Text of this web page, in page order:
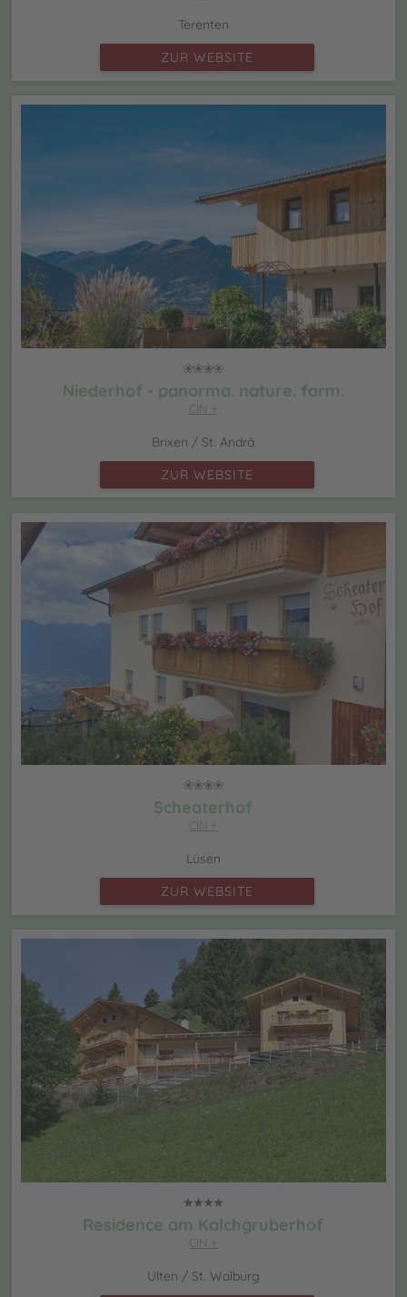
Terenten
ZUR WEBSITE
Niederhof - panorma. nature. farm.
CIN +
Brixen / St. Andrä
ZUR WEBSITE
Scheaterhof
CIN +
Lüsen
ZUR WEBSITE
Residence am Kalchgruberhof
CIN +
Ulten / St. Walburg